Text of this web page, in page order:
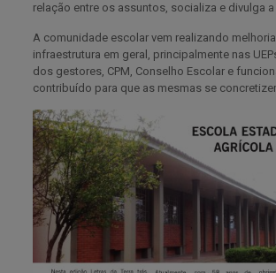
relação entre os assuntos, socializa e divulga a
A comunidade escolar vem realizando
infraestrutura em geral, principalmente nas
dos gestores, CPM, Conselho Escolar e
contribuído para que as mesmas se